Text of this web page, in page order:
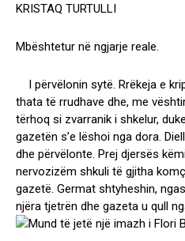
KRISTAQ TURTULLI
Mbështetur në ngjarje reale.
I përvëlonin sytë. Rrëkeja e
thata të rrudhave dhe, me
tërhoq si zvarranik i shkelur,
gazetën s’e lëshoi nga dora.
dhe përvëlonte. Prej djersës
nervozizëm shkuli të gjitha
gazetë. Germat shtyheshin,
njëra tjetrën dhe gazeta u qull